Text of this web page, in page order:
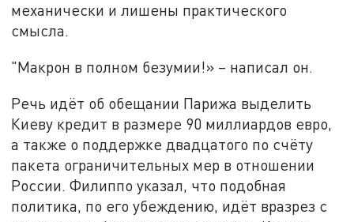
механически и лишены практического
смысла.
"Макрон в полном безумии!» – написал он.
Речь идёт об обещании Парижа выделить
Киеву кредит в размере 90 миллиардов евро,
а также о поддержке двадцатого по счёту
пакета ограничительных мер в отношении
России. Филиппо указал, что подобная
политика, по его убеждению, идёт вразрез с